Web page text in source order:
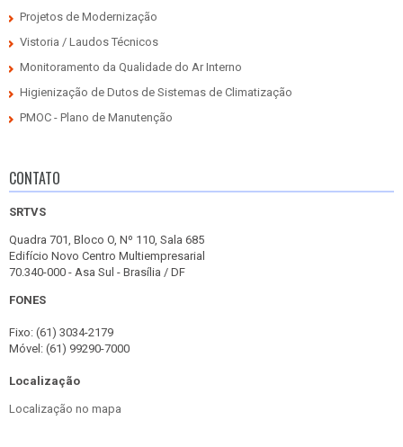
Projetos de Modernização
Vistoria / Laudos Técnicos
Monitoramento da Qualidade do Ar Interno
Higienização de Dutos de Sistemas de Climatização
PMOC - Plano de Manutenção
CONTATO
SRTVS
Quadra 701, Bloco O, Nº 110, Sala 685
Edifício Novo Centro Multiempresarial
70.340-000 - Asa Sul - Brasília / DF
FONES
Fixo: (61) 3034-2179
Móvel: (61) 99290-7000
Localização
Localização no mapa